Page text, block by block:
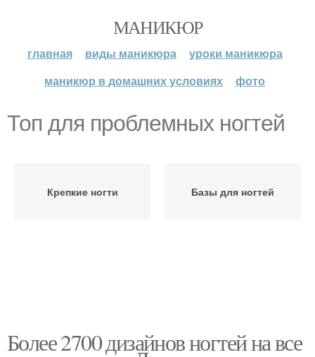
МАНИКЮР
главная виды маникюра
уроки маникюра
маникюр в домашних условиях
фото
Топ для проблемных ногтей
Крепкие ногти Базы для ногтей
Более 2700 дизайнов ногтей на все